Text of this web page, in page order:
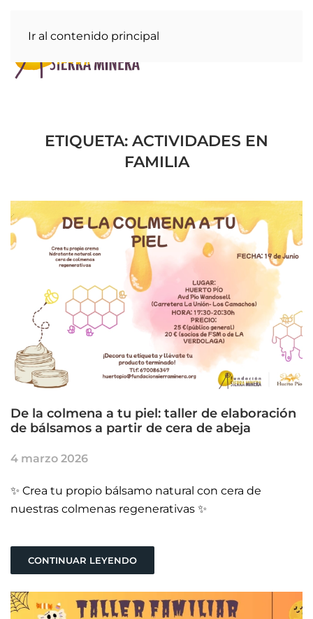
Ir al contenido principal
ETIQUETA: ACTIVIDADES EN
FAMILIA
De la colmena a tu piel: taller de elaboración
de bálsamos a partir de cera de abeja
4 marzo 2026
✨ Crea tu propio bálsamo natural con cera de
nuestras colmenas regenerativas ✨
CONTINUAR LEYENDO